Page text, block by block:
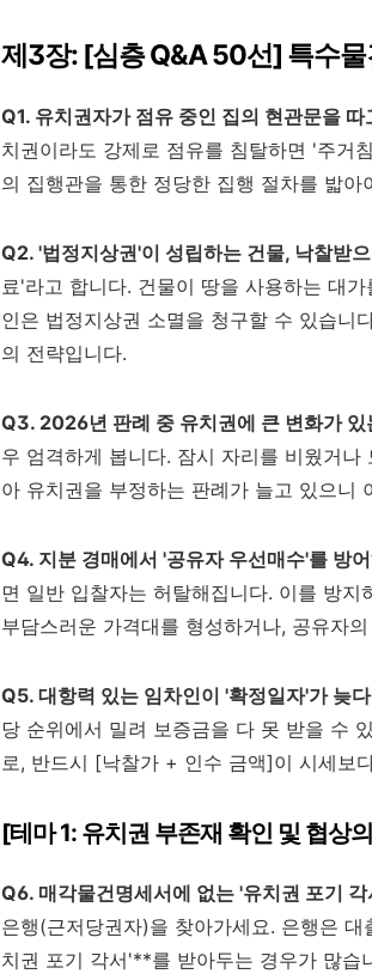
제3장: [심층 Q&A 50선] 특수물
Q1. 유치권자가 점유 중인 집의 현관문을
치권이라도 강제로 점유를 침탈하면 '주거
의 집행관을 통한 정당한 집행 절차를 밟아
Q2. '법정지상권'이 성립하는 건물, 낙찰받
료'라고 합니다. 건물이 땅을 사용하는 대
인은 법정지상권 소멸을 청구할 수 있습니
의 전략입니다.
Q3. 2026년 판례 중 유치권에 큰 변화가 있
우 엄격하게 봅니다. 잠시 자리를 비웠거
아 유치권을 부정하는 판례가 늘고 있으니
Q4. 지분 경매에서 '공유자 우선매수'를 방
면 일반 입찰자는 허탈해집니다. 이를 방
부담스러운 가격대를 형성하거나, 공유자
Q5. 대항력 있는 임차인이 '확정일자'가 늦
당 순위에서 밀려 보증금을 다 못 받을 수
로, 반드시 [낙찰가 + 인수 금액]이 시세보
[테마 1: 유치권 부존재 확인 및 협상
Q6. 매각물건명세서에 없는 '유치권 포기
은행(근저당권자)을 찾아가세요. 은행은
치권 포기 각서'**를 받아두는 경우가 많습